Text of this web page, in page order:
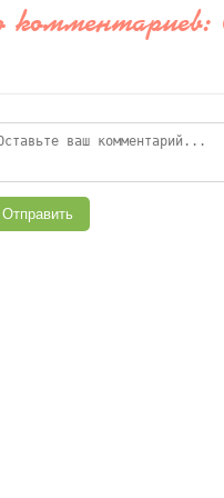
комментариев:
Отправить